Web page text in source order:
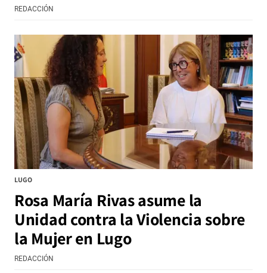
REDACCIÓN
LUGO
Rosa María Rivas asume la
Unidad contra la Violencia sobre
la Mujer en Lugo
REDACCIÓN